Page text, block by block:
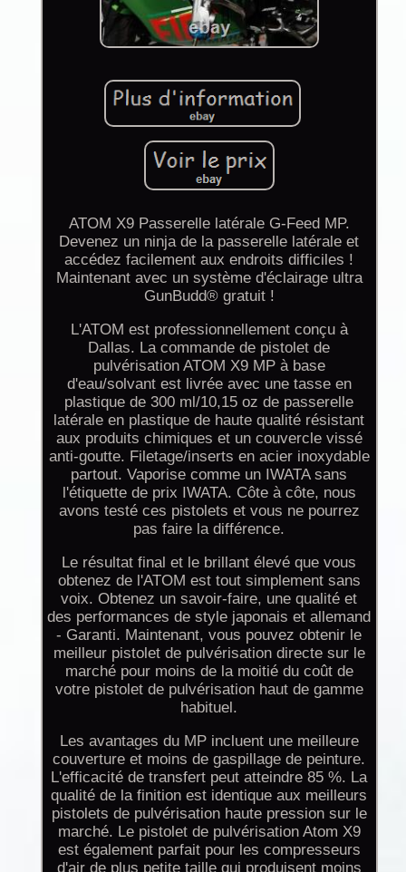
ATOM X9 Passerelle latérale G-Feed MP.
Devenez un ninja de la passerelle latérale et
accédez facilement aux endroits difficiles !
Maintenant avec un système d'éclairage ultra
GunBudd® gratuit !
L'ATOM est professionnellement conçu à
Dallas. La commande de pistolet de
pulvérisation ATOM X9 MP à base
d'eau/solvant est livrée avec une tasse en
plastique de 300 ml/10,15 oz de passerelle
latérale en plastique de haute qualité résistant
aux produits chimiques et un couvercle vissé
anti-goutte. Filetage/inserts en acier inoxydable
partout. Vaporise comme un IWATA sans
l'étiquette de prix IWATA. Côte à côte, nous
avons testé ces pistolets et vous ne pourrez
pas faire la différence.
Le résultat final et le brillant élevé que vous
obtenez de l'ATOM est tout simplement sans
voix. Obtenez un savoir-faire, une qualité et
des performances de style japonais et allemand
- Garanti. Maintenant, vous pouvez obtenir le
meilleur pistolet de pulvérisation directe sur le
marché pour moins de la moitié du coût de
votre pistolet de pulvérisation haut de gamme
habituel.
Les avantages du MP incluent une meilleure
couverture et moins de gaspillage de peinture.
L'efficacité de transfert peut atteindre 85 %. La
qualité de la finition est identique aux meilleurs
pistolets de pulvérisation haute pression sur le
marché. Le pistolet de pulvérisation Atom X9
est également parfait pour les compresseurs
d'air de plus petite taille qui produisent moins